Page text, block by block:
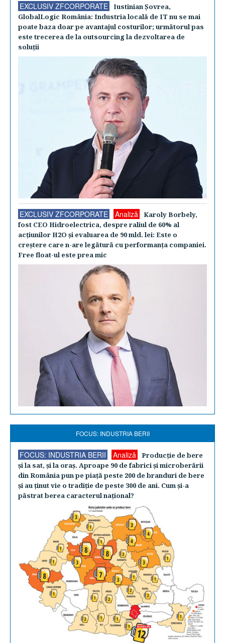
EXCLUSIV ZFCORPORATE
Iustinian Şovrea,
GlobalLogic România: Industria locală de IT nu se mai
poate baza doar pe avantajul costurilor; următorul pas
este trecerea de la outsourcing la dezvoltarea de
soluţii
EXCLUSIV ZFCORPORATE Analiză
Karoly Borbely,
fost CEO Hidroelectrica, despre raliul de 60% al
acţiunilor H2O şi evaluarea de 90 mld. lei: Este o
creştere care n-are legătură cu performanţa companiei.
Free float-ul este prea mic
FOCUS: INDUSTRIA BERII
FOCUS: INDUSTRIA BERII Analiză
Producţie de bere
şi la sat, şi la oraş. Aproape 90 de fabrici şi microberării
din România pun pe piaţă peste 200 de branduri de bere
şi au ţinut vie o tradiţie de peste 300 de ani. Cum şi-a
păstrat berea caracterul naţional?